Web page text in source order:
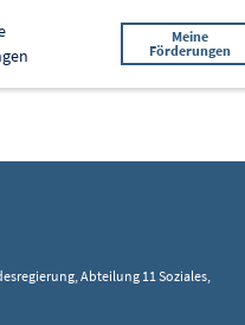
Meine
Förderungen
Abteilung 11 Soziales,